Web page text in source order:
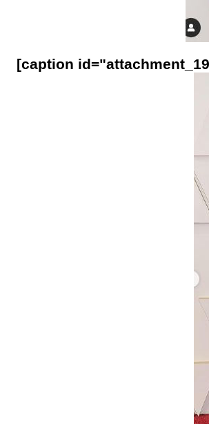
[caption